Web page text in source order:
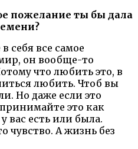
пожелание ты бы дала
себя все самое
он вообще-то
что любить это, в
любить. Чтоб вы
Но даже если это
это как
вас есть или была.
чувство. А жизнь без